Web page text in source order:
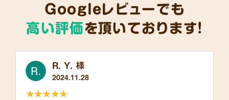
Googleレビューでも
高い評価を頂いております!
R. Y. 様
2024.11.28
★★★★★